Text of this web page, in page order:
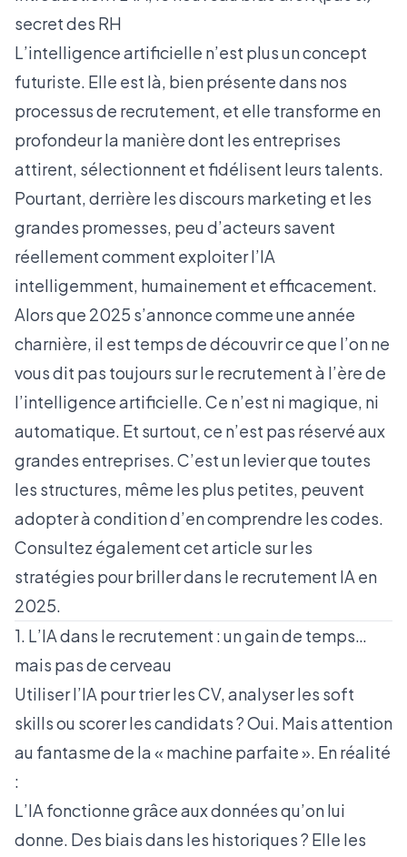
secret des RH
L’intelligence artificielle n’est plus un concept
futuriste. Elle est là, bien présente dans nos
processus de recrutement, et elle transforme en
profondeur la manière dont les entreprises
attirent, sélectionnent et fidélisent leurs talents.
Pourtant, derrière les discours marketing et les
grandes promesses, peu d’acteurs savent
réellement comment exploiter l’IA
intelligemment, humainement et efficacement.
Alors que 2025 s’annonce comme une année
charnière, il est temps de découvrir ce que l’on ne
vous dit pas toujours sur le recrutement à l’ère de
l’intelligence artificielle. Ce n’est ni magique, ni
automatique. Et surtout, ce n’est pas réservé aux
grandes entreprises. C’est un levier que toutes
les structures, même les plus petites, peuvent
adopter à condition d’en comprendre les codes.
Consultez également cet article sur les
stratégies pour briller dans le recrutement IA en
2025.
1. L’IA dans le recrutement : un gain de temps…
mais pas de cerveau
Utiliser l’IA pour trier les CV, analyser les soft
skills ou scorer les candidats ? Oui. Mais attention
au fantasme de la « machine parfaite ». En réalité
:
L’IA fonctionne grâce aux données qu’on lui
donne. Des biais dans les historiques ? Elle les